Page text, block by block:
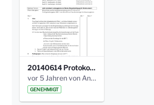
20140614 Protokoll Park Am Gesundheitsamt 00.pdf
vor 5 Jahren von Anni Schlumberger
GENEHMIGT